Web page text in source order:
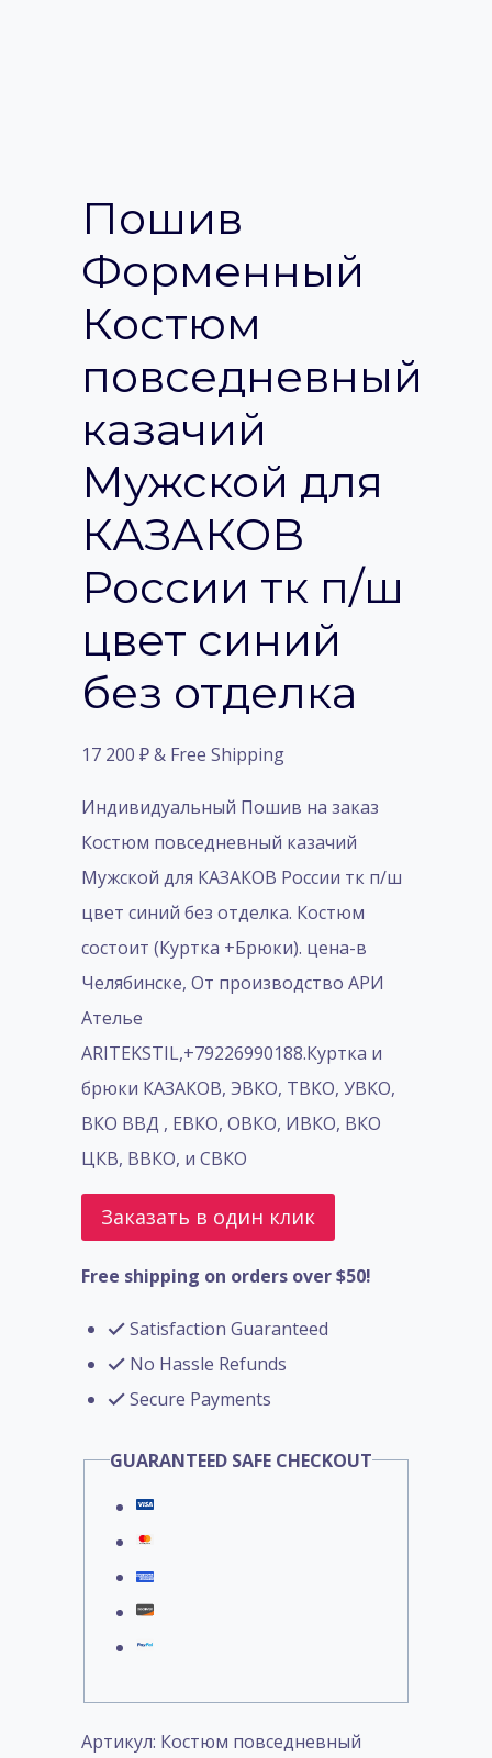
Пошив
Форменный
Костюм
повседневный
казачий
Мужской для
КАЗАКОВ
России тк п/ш
цвет синий
без отделка
17 200₽& Free Shipping
Индивидуальный Пошив на заказ
Костюм повседневный казачий
Мужской для КАЗАКОВ России тк п/ш
цвет синий без отделка. Костюм
состоит (Куртка +Брюки). цена-в
Челябинске, От производство АРИ
Ателье
ARITEKSTIL,+79226990188.Куртка и
брюки КАЗАКОВ, ЭВКО, ТВКО, УВКО,
ВКО ВВД , ЕВКО, ОВКО, ИВКО, ВКО
ЦКВ, ВВКО, и СВКО
Заказать в один клик
Free shipping on orders over $50!
Satisfaction Guaranteed
No Hassle Refunds
Secure Payments
GUARANTEED SAFE CHECKOUT
Артикул: Костюм повседневный